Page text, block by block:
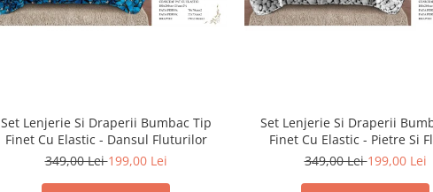
Set Lenjerie Si Draperii Bumbac Tip
Finet Cu Elastic - Dansul Fluturilor
349,00 Lei199,00 Lei
Set Lenjerie Si Draperii
Finet Cu Elastic - Pietre Si
349,00 Lei199,00 Lei